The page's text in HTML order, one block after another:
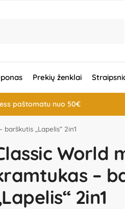
Prekių ženklai
paštomatu nuo 50€
„Lapelis“ 2in1
World
–
2in1